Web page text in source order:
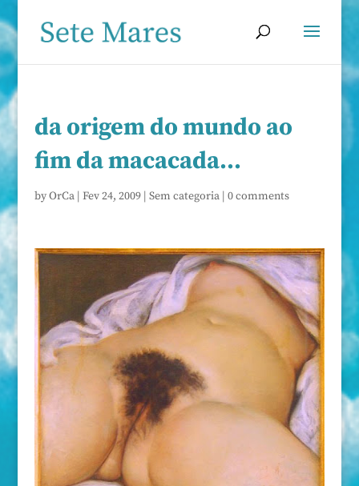
da origem do mundo ao
fim da macacada…
byOrCa| Fev 24, 2009| Sem categoria| 0 comments